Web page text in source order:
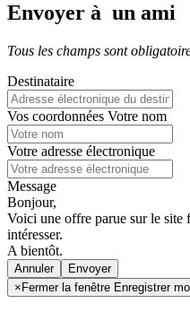
Envoyer à un ami
Tous les champs sont
Destinataire
Vos coordonnées Votre nom
Votre adresse électronique
Message
Bonjour,
Voici une offre parue sur le site
intéresser.
A bientôt.
Annuler
× Fermer la fenêtre Enregistrer